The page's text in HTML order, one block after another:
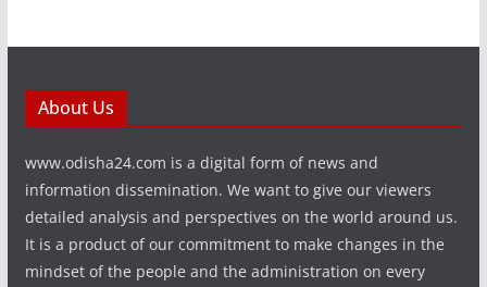
About Us
www.odisha24.com is a digital form of news and
information dissemination. We want to give our viewers
detailed analysis and perspectives on the world around us.
It is a product of our commitment to make changes in the
mindset of the people and the administration on every